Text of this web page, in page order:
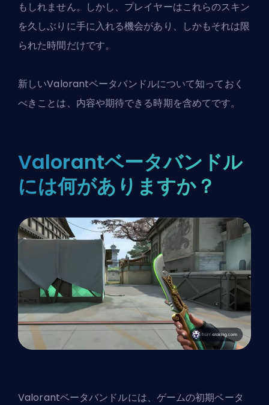
もしれません。しかし、プレイヤーはこれらのスキン
を久しぶりに手に入れる機会があり、しかもそれは限
られた時間だけです。
新しいValorantベータバンドルについて知っておく
べきことは、内容や期待できる時期を含めてです。
Valorantベータバンドル
には何がありますか？
Valorantベータバンドルには、ゲームの初期ベータ